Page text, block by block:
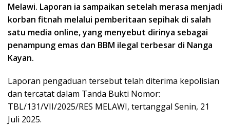
Melawi. Laporan ia sampaikan setelah merasa menjadi
korban fitnah melalui pemberitaan sepihak di salah
satu media online, yang menyebut dirinya sebagai
penampung emas dan BBM ilegal terbesar di Nanga
Kayan.
Laporan pengaduan tersebut telah diterima kepolisian
dan tercatat dalam Tanda Bukti Nomor:
TBL/131/VII/2025/RES MELAWI, tertanggal Senin, 21
Juli 2025.